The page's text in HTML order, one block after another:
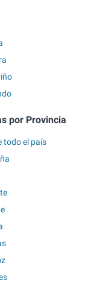
por Provincia
todo el país